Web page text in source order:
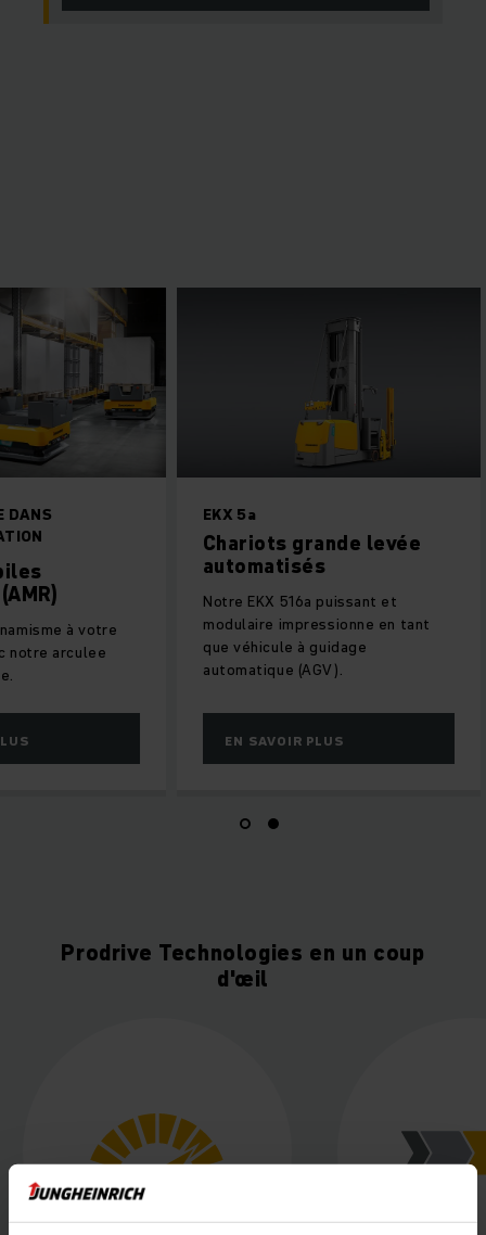
VOTRE ENTRÉE DANS
L'AUTOMATISATION
Robots mobiles
autonomes (AMR)
Apportez du dynamisme à votre
entrepôt – avec notre arculee
Chariots
Notre EKX 516a
modulaire
que véhicule à
automatique (AGV).
Prodrive Technologies en un coup
d'œil